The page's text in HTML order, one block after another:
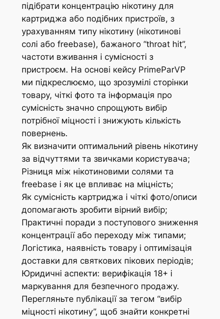
підібрати концентрацію нікотину для
картриджа або подібних пристроїв, з
урахуванням типу нікотину (нікотинові
солі або freebase), бажаного “throat hit”,
частоти вживання і сумісності з
пристроєм. На основі кейсу PrimeParVP
ми підкреслюємо, що зрозумілі сторінки
товару, чіткі фото та інформація про
сумісність значно спрощують вибір
потрібної міцності і знижують кількість
повернень.
Як визначити оптимальний рівень нікотину
за відчуттями та звичками користувача;
Різниця між нікотиновими солями та
freebase і як це впливає на міцність;
Як сумісність картриджа і чіткі фото/описи
допомагають зробити вірний вибір;
Практичні поради з поступового зниження
концентрації або переходу між типами;
Логістика, наявність товару і оптимізація
доставки для святкових пікових періодів;
Юридичні аспекти: верифікація 18+ і
маркування для безпечного продажу.
Перегляньте публікації за тегом “вибір
міцності нікотину”, щоб знайти конкретні